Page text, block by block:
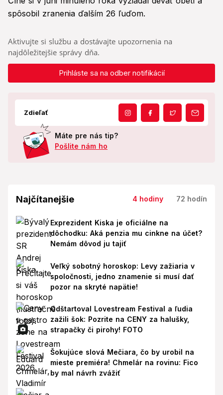
spôsobil zranenia ďalším 26 ľuďom.
Aktivujte si službu a dostávajte upozornenia na
najdôležitejšie správy dňa.
Prihláste sa na odber notifikácií
Zdieľať
Máte pre nás tip?
Pošlite nám ho
Najčítanejšie 4 hodiny 72 hodín
Exprezident Kiska je oficiálne na
dôchodku: Aká penzia mu cinkne na účet?
Nemám dôvod ju tajiť
Veľký sobotný horoskop: Levy zažiaria v
spoločnosti, jedno znamenie si musí dať
pozor na skryté napätie!
Odštartoval Lovestream Festival a ľudia
zažili šok: Pozrite na CENY za halušky,
strapačky či pirohy! FOTO
Šokujúce slová Mečiara, čo by urobil na
mieste premiéra! Chmelár na rovinu: Fico
by mal návrh zvážiť